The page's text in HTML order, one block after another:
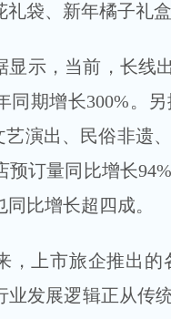
袋、新年橘子礼
显示，当前，长线
同期增长300%。
艺演出、民俗非遗
预订量同比增长
比增长超四成。
，上市旅企推出的
业发展逻辑正从传